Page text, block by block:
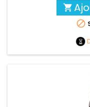

